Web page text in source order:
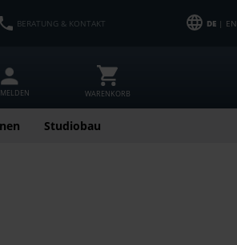
BERATUNG & KONTAKT DE| EN
WARENKORB
Studiobau